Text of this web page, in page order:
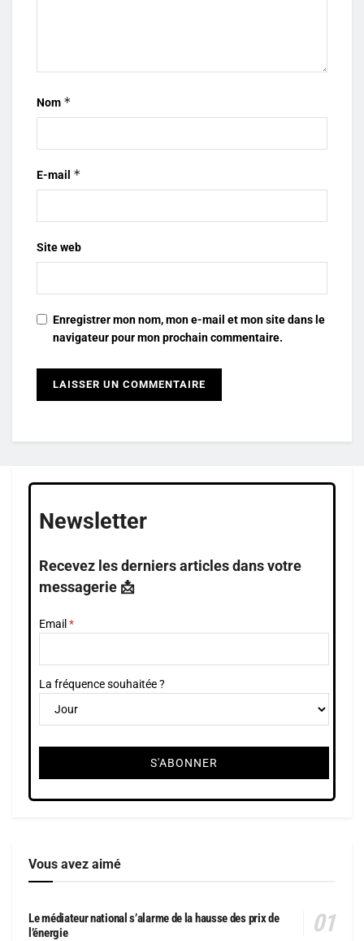
Nom *
E-mail *
Site web
Enregistrer mon nom, mon e-mail et mon site dans le
navigateur pour mon prochain commentaire.
Newsletter
Recevez les derniers articles dans votre
messagerie 📩
Email
La fréquence souhaitée ?
Vous avez aimé
Le médiateur national s’alarme de la hausse des prix de
l’énergie